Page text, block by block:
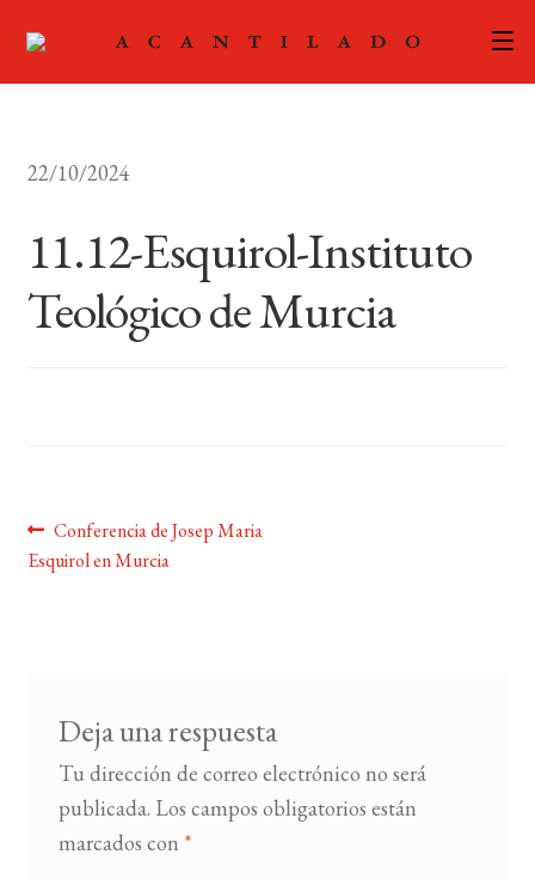
ACTUALIDAD
PODCAST
MI CUENTA
22/10/2024
11.12-Esquirol-Instituto
Teológico de Murcia
Navegación
de
Anterior:
Conferencia de Josep Maria
Esquirol en Murcia
Deja una respuesta
Tu dirección de correo electrónico no será
publicada. Los campos obligatorios están
marcados con *